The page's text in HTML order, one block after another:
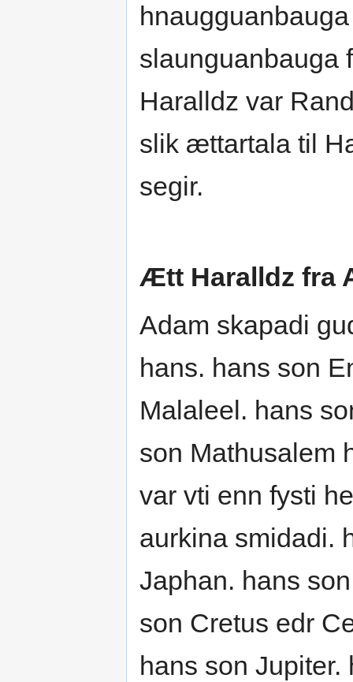
slaunguanbauga
Haralldz var
slik ættartala til
segir.
Ætt Haralldz fra
Adam skapadi
hans. hans son
Malaleel. hans
son Mathusalem
var vti enn fysti
aurkina smidadi.
Japhan. hans
son Cretus edr
hans son